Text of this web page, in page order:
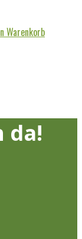
Warenkorb
da!